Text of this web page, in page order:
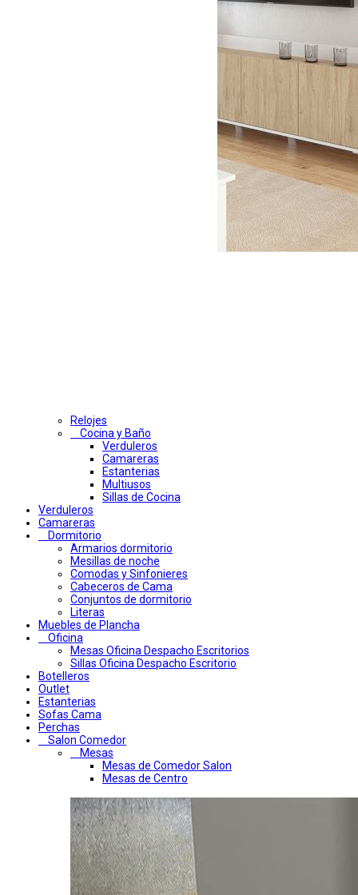
Relojes
Cocina y Baño
Verduleros
Camareras
Estanterias
Multiusos
Sillas de Cocina
Verduleros
Camareras
Dormitorio
Armarios dormitorio
Mesillas de noche
Comodas y Sinfonieres
Cabeceros de Cama
Conjuntos de dormitorio
Literas
Muebles de Plancha
Oficina
Mesas Oficina Despacho Escritorios
Sillas Oficina Despacho Escritorio
Botelleros
Outlet
Estanterias
Sofas Cama
Perchas
Salon Comedor
Mesas
Mesas de Comedor Salon
Mesas de Centro